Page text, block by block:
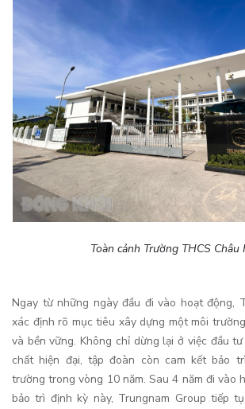
Toàn cảnh Trường THCS Châu
Ngay từ những ngày đầu đi vào hoạt động,
xác định rõ mục tiêu xây dựng một môi
và bền vững. Không chỉ dừng lại ở việc đầu
chất hiện đại, tập đoàn còn cam kết bảo
trường trong vòng 10 năm. Sau 4 năm đi vào
bảo trì định kỳ này, Trungnam Group tiếp